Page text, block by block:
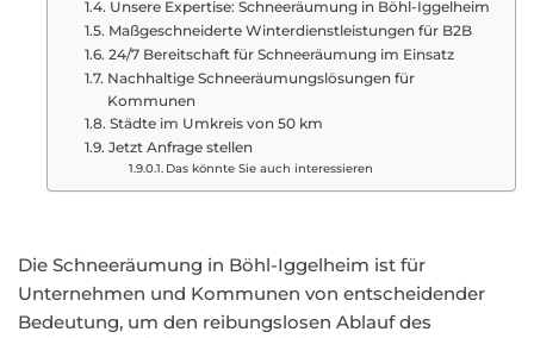
Unsere Expertise: Schneeräumung in Böhl-Iggelheim
Maßgeschneiderte Winterdienstleistungen für B2B
24/7 Bereitschaft für Schneeräumung im Einsatz
Nachhaltige Schneeräumungslösungen für
Kommunen
Städte im Umkreis von 50 km
Jetzt Anfrage stellen
Das könnte Sie auch interessieren
Die Schneeräumung in Böhl-Iggelheim ist für
Unternehmen und Kommunen von entscheidender
Bedeutung, um den reibungslosen Ablauf des